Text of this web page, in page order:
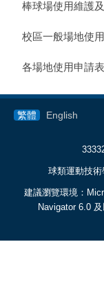
棒球場使用維護
校區一般場地使
各場地使用申請表
繁體 English
球類運動技
建議瀏覽環境：
Navigator 6.0